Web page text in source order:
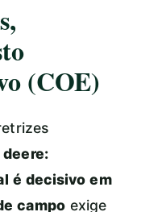
(COE)
deere:
é decisivo em
campoexige